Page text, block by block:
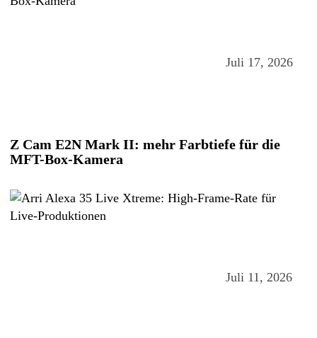
Juli 17, 2026
Z Cam E2N Mark II: mehr Farbtiefe für die
MFT-Box-Kamera
Juli 11, 2026